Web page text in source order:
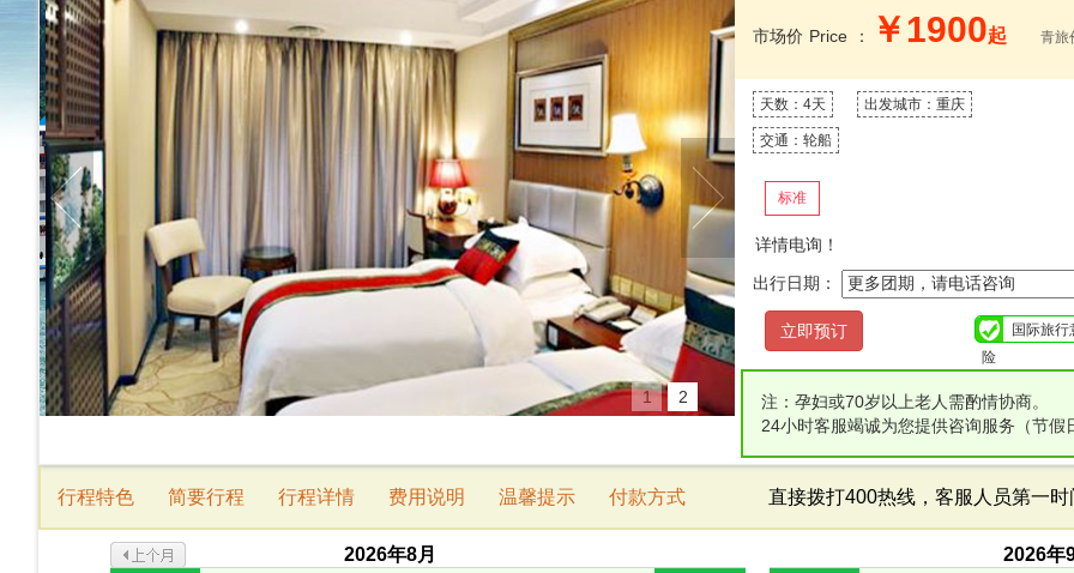
1 2
市场价 Price ： ￥1900起 青旅
天数：4天 出发城市：重庆
交通：轮船
标准
详情电询！
出行日期：
国际旅行
险
注：孕妇或70岁以上老人需酌情协商。
24小时客服竭诚为您提供咨询服务（节
行程特色 简要行程 行程详情 费用说明 温馨提示 付款方式 直接拨打400热线，客服人员第一时
2026年8月 2026年